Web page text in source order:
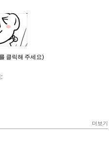
클릭해 주세요)
더보기